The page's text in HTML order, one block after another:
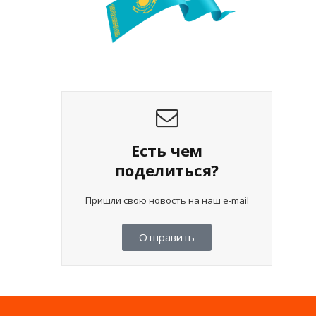
Есть чем
поделиться?
Пришли свою новость на наш e-mail
Отправить